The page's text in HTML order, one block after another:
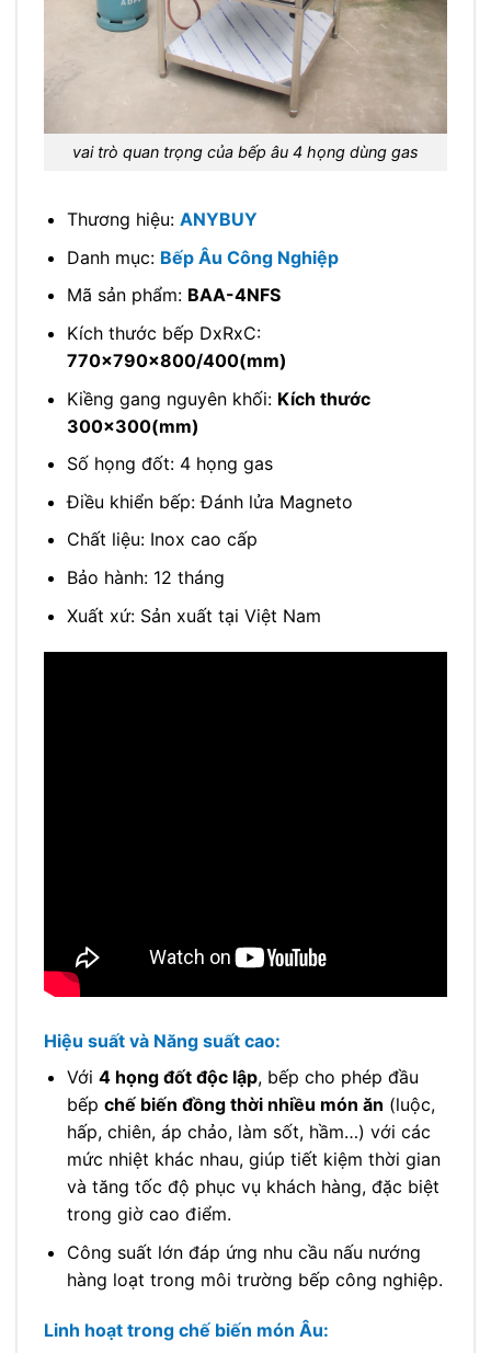
vai trò quan trọng của bếp âu 4 họng dùng gas
Thương hiệu: ANYBUY
Danh mục: Bếp Âu Công Nghiệp
Mã sản phẩm: BAA-4NFS
Kích thước bếp DxRxC:
770x790x800/400(mm)
Kiềng gang nguyên khối: Kích thước
300×300(mm)
Số họng đốt: 4 họng gas
Điều khiển bếp: Đánh lửa Magneto
Chất liệu: Inox cao cấp
Bảo hành: 12 tháng
Xuất xứ: Sản xuất tại Việt Nam
Hiệu suất và Năng suất cao:
Với 4 họng đốt độc lập, bếp cho phép đầu
bếp chế biến đồng thời nhiều món ăn (luộc,
hấp, chiên, áp chảo, làm sốt, hầm…) với các
mức nhiệt khác nhau, giúp tiết kiệm thời gian
và tăng tốc độ phục vụ khách hàng, đặc biệt
trong giờ cao điểm.
Công suất lớn đáp ứng nhu cầu nấu nướng
hàng loạt trong môi trường bếp công nghiệp.
Linh hoạt trong chế biến món Âu: